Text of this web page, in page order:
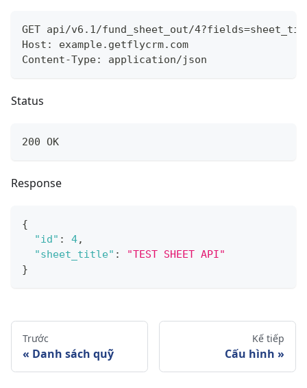
GET api/v6.1/fund_sheet_out/
Host: example.getflycrm.com
Content-Type: application/json
Status
200 OK
Response
{
"id" : 4,
"sheet_title" :
"TEST SHEET API"
}
Trước
Danh sách quỹ
Kế tiếp
Cấu hình